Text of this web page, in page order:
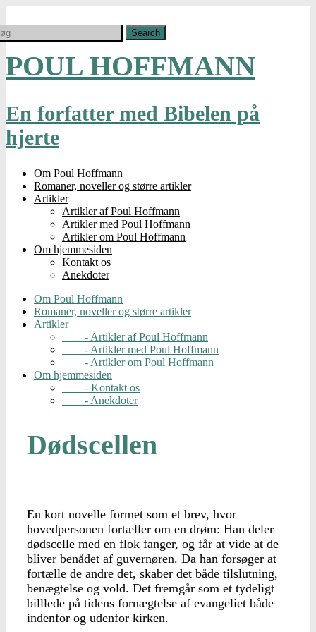
POUL HOFFMANN
En forfatter med Bibelen på
hjerte
Om Poul Hoffmann
Romaner, noveller og større artikler
Artikler
Artikler af Poul Hoffmann
Artikler med Poul Hoffmann
Artikler om Poul Hoffmann
Om hjemmesiden
Kontakt os
Anekdoter
Om Poul Hoffmann
Romaner, noveller og større artikler
Artikler
- Artikler af Poul Hoffmann
- Artikler med Poul Hoffmann
- Artikler om Poul Hoffmann
Om hjemmesiden
- Kontakt os
- Anekdoter
Dødscellen
En kort novelle formet som et brev, hvor
hovedpersonen fortæller om en drøm: Han deler
dødscelle med en flok fanger, og får at vide at de
bliver benådet af guvernøren. Da han forsøger at
fortælle de andre det, skaber det både tilslutning,
benægtelse og vold. Det fremgår som et tydeligt
billlede på tidens fornægtelse af evangeliet både
indenfor og udenfor kirken.